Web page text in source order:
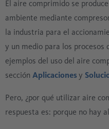
El aire comprimido se
ambiente mediante
la industria para el
y un medio para los procesos
ejemplos del uso del aire
sección Aplicaciones y
Pero, ¿por qué utilizar aire
respuesta es: porque no hay